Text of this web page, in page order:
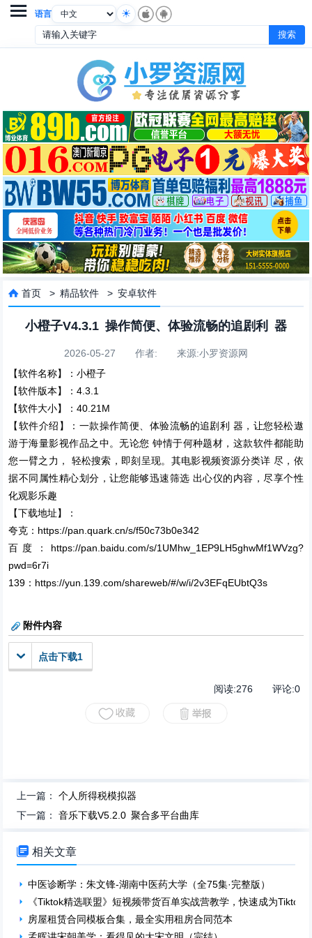
语言

 首页 >精品软件 >安卓软件
小橙子V4.3.1 操作简便、体验流畅的追剧利 器
2026-05-27 作者: 来源:小罗资源网
【软件名称】：小橙子
【软件版本】：4.3.1
【软件大小】：40.21M
【软件介绍】：一款操作简便、体验流畅的追剧利 器，让您轻松遨
游于海量影视作品之中。无论您 钟情于何种题材，这款软件都能助
您一臂之力， 轻松搜索，即刻呈现。其电影视频资源分类详 尽，依
据不同属性精心划分，让您能够迅速筛选 出心仪的内容，尽享个性
化观影乐趣
【下载地址】：
夸克：https://pan.quark.cn/s/f50c73b0e342
百度：https://pan.baidu.com/s/1UMhw_1EP9LH5ghwMf1WVzg?
pwd=6r7i
139：https://yun.139.com/shareweb/#/w/i/2v3EFqEUbtQ3s
附件内容
点击下载1
阅读:276评论:0
上一篇：个人所得税模拟器
下一篇：音乐下载V5.2.0 聚合多平台曲库
 相关文章
中医诊断学：朱文锋-湖南中医药大学（全75集·完整版）
《Tiktok精选联盟》短视频带货百单实战营教学，快速成为Tiktok
房屋租赁合同模板合集，最全实用租房合同范本